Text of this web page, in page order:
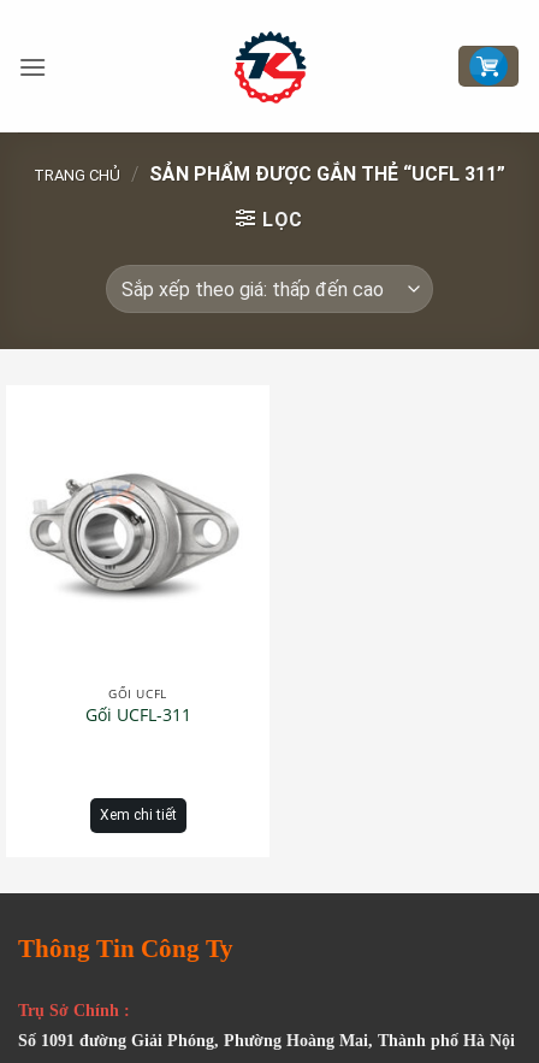
nội
TRANG CHỦ / SẢN PHẨM ĐƯỢC GẮN THẺ “UCFL 311”
LỌC
GỐI UCFL
Gối UCFL-311
Xem chi tiết
Thông Tin Công Ty
Trụ Sở Chính :
Số 1091 đường Giải Phóng, Phường Hoàng Mai, Thành phố Hà Nội